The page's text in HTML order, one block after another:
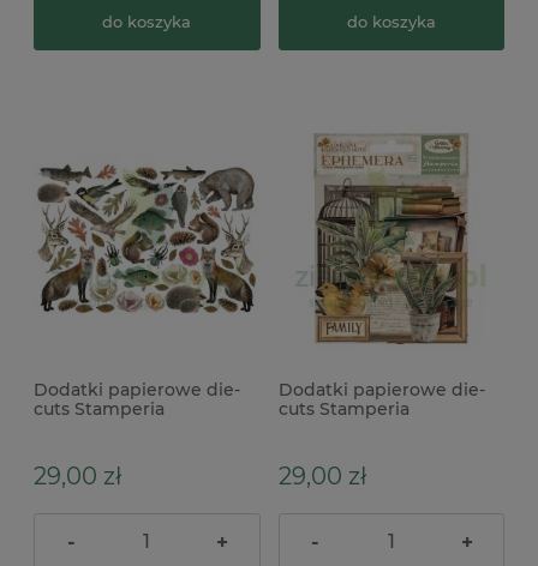
do koszyka do koszyka
Dodatki papierowe die-
cuts Stamperia
samoprzylepne
29,00 zł
- +
Dodatki papierowe die-
cuts Stamperia
29,00 zł
- +